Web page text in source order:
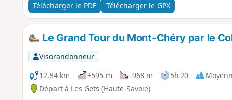
Télécharger le PDF Télécharger le GPX
Le Grand Tour du Mont-Chéry par le
Visorandonneur
12,84 km
+595 m -968 m 5h 20
Départ à Les Gets (Haute-Savoie)